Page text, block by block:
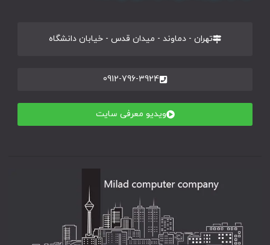
تهران - دماوند - میدان قدس - خیابان دانشگاه
0912-796-3924
ویدیو معرفی سایت